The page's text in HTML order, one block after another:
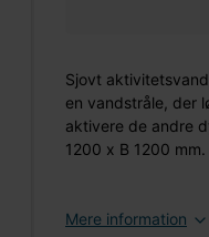
Sjovt
en vandstråle, der
aktivere de andre
1200 x B 1200 mm.
Mere information